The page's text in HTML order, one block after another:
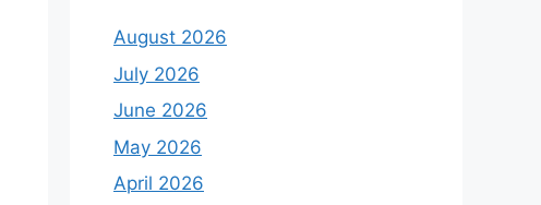
August 2026
July 2026
June 2026
May 2026
April 2026